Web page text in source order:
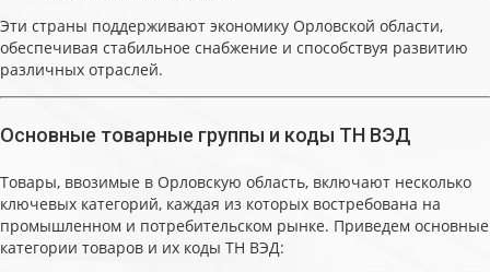
Эти страны поддерживают экономику Орловской области,
обеспечивая стабильное снабжение и способствуя развитию
различных отраслей.
Основные товарные группы и коды ТН ВЭД
Товары, ввозимые в Орловскую область, включают несколько
ключевых категорий, каждая из которых востребована на
промышленном и потребительском рынке. Приведем основные
категории товаров и их коды ТН ВЭД: